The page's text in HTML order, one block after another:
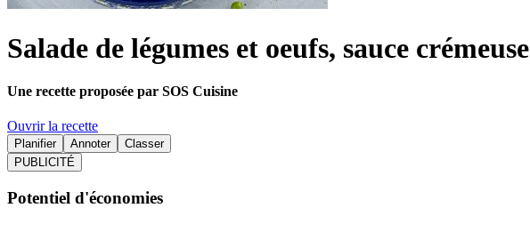
Salade de légumes et oeufs, sauce crémeuse
Une recette proposée par SOS Cuisine
Ouvrir la recette
Planifier Annoter
Classer
PUBLICITÉ
Potentiel d'économies